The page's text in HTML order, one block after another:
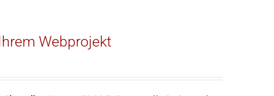
Webprojekt